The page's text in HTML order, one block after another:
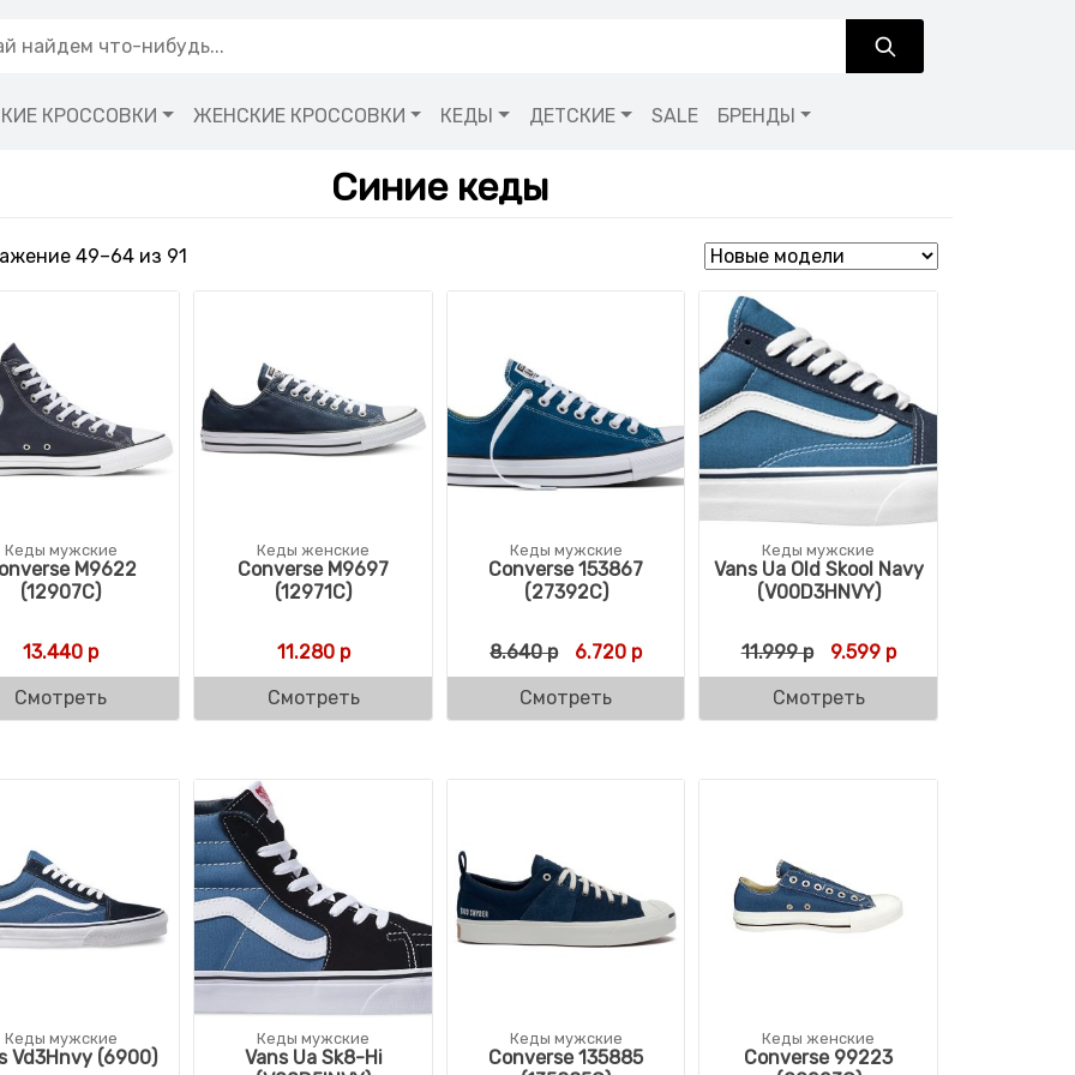
КРОССОВКИ ЖЕНСКИЕ КРОССОВКИ КЕДЫ ДЕТСКИЕ SALE БРЕНДЫ
Синие кеды
49–64 из 91
Кеды мужские
M9622
(12907C)
13.440 р
Смотреть
Кеды женские
Converse M9697
(12971C)
11.280р
Смотреть
Кеды мужские
Converse 153867
(27392C)
8.640р Первоначальная цена составляла 8.640 р.
6.720 рТекущая цена: 6.720 р.
Смотреть
Кеды мужские
Vans Ua Old Skool Navy
(V00D3HNVY)
11.999р Первоначальная цена
9.599рТекущая цена:
Смотреть
Кеды мужские
Vd3Hnvy (6900)
Кеды мужские
Vans Ua Sk8-Hi
Кеды мужские
Converse 135885
Кеды женские
Converse 99223